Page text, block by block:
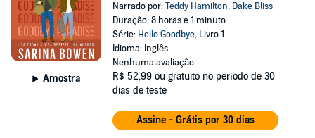
Amostra
Narrado por:Teddy Hamilton, Dake Bliss
Duração: 8 horas e 1 minuto
Série: Hello Goodbye, Livro 1
Idioma: Inglês
Nenhuma avaliação
R$ 52,99 ou gratuito no período de 30
dias de teste
Assine - Grátis por 30 dias